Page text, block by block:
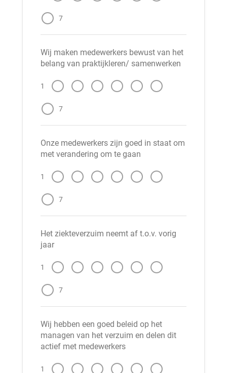
7
Wij maken medewerkers bewust van het
belang van praktijkleren/ samenwerken
1
7
Onze medewerkers zijn goed in staat om
met verandering om te gaan
1
7
Het ziekteverzuim neemt af t.o.v. vorig
jaar
1
7
Wij hebben een goed beleid op het
managen van het verzuim en delen dit
actief met medewerkers
1